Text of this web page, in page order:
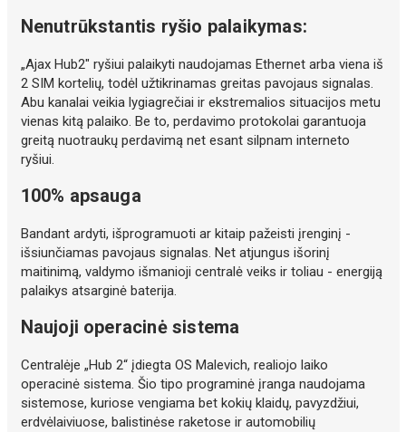
Nenutrūkstantis ryšio palaikymas:
„Ajax Hub2" ryšiui palaikyti naudojamas Ethernet arba viena iš
2 SIM kortelių, todėl užtikrinamas greitas pavojaus signalas.
Abu kanalai veikia lygiagrečiai ir ekstremalios situacijos metu
vienas kitą palaiko. Be to, perdavimo protokolai garantuoja
greitą nuotraukų perdavimą net esant silpnam interneto
ryšiui.
100% apsauga
Bandant ardyti, išprogramuoti ar kitaip pažeisti įrenginį -
išsiunčiamas pavojaus signalas. Net atjungus išorinį
maitinimą, valdymo išmanioji centralė veiks ir toliau - energiją
palaikys atsarginė baterija.
Naujoji operacinė sistema
Centralėje „Hub 2“ įdiegta OS Malevich, realiojo laiko
operacinė sistema. Šio tipo programinė įranga naudojama
sistemose, kuriose vengiama bet kokių klaidų, pavyzdžiui,
erdvėlaiviuose, balistinėse raketose ir automobilių